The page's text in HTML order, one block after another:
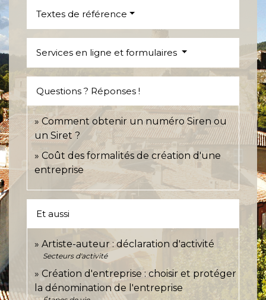
Textes de référence
Services en ligne et formulaires
Questions ? Réponses !
Comment obtenir un numéro Siren ou
un Siret ?
Coût des formalités de création d'une
entreprise
Et aussi
Artiste-auteur : déclaration d'activité
Secteurs d'activité
Création d'entreprise : choisir et protéger
la dénomination de l'entreprise